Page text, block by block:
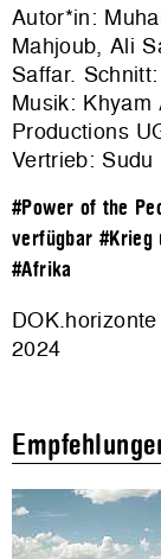
Autor*in:
Mahjoub, Ali
Saffar.
Musik:
Productions
Vertrieb: Sudu
#Power of the
verfügbar #Krieg
#Afrika
2024